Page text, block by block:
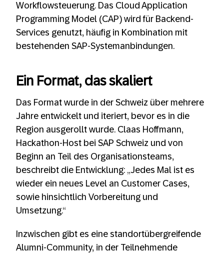
Workflowsteuerung. Das Cloud Application
Programming Model (CAP) wird für Backend-
Services genutzt, häufig in Kombination mit
bestehenden SAP-Systemanbindungen.
Ein Format, das skaliert
Das Format wurde in der Schweiz über mehrere
Jahre entwickelt und iteriert, bevor es in die
Region ausgerollt wurde. Claas Hoffmann,
Hackathon-Host bei SAP Schweiz und von
Beginn an Teil des Organisationsteams,
beschreibt die Entwicklung: „Jedes Mal ist es
wieder ein neues Level an Customer Cases,
sowie hinsichtlich Vorbereitung und
Umsetzung.“
Inzwischen gibt es eine standortübergreifende
Alumni-Community, in der Teilnehmende